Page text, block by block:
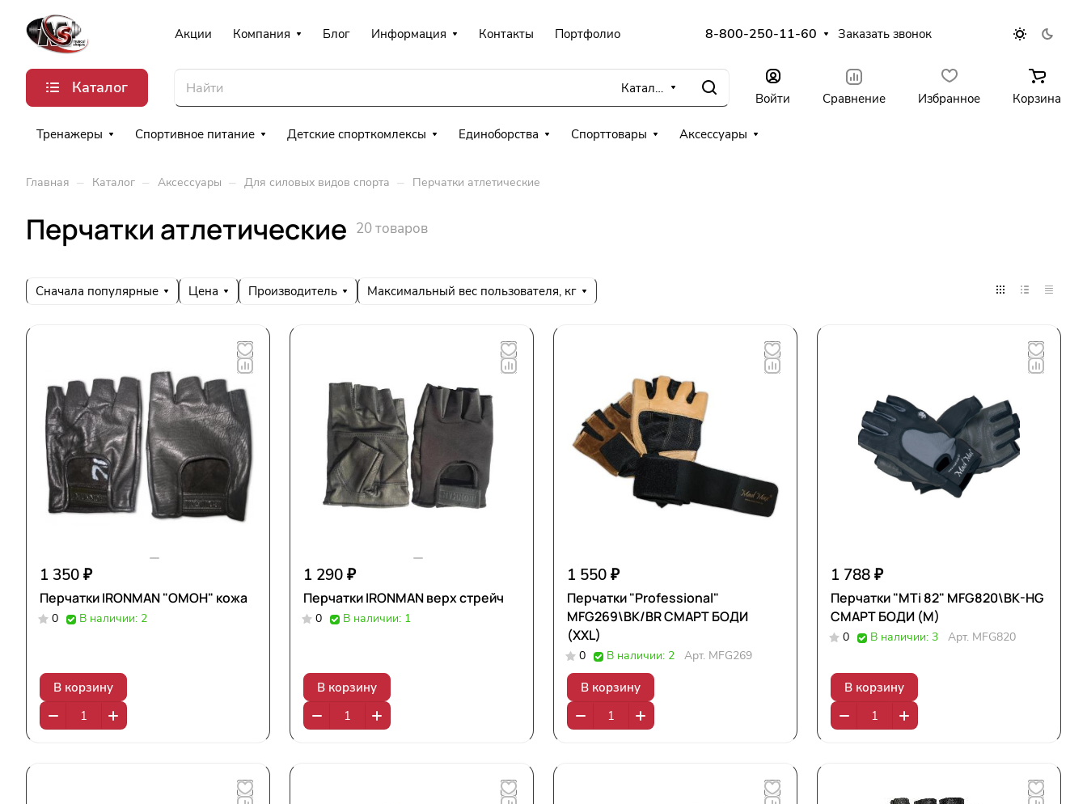
Акции Компания Блог Информация Контакты Портфолио 8-800-250-11-60 Заказать звонок
Каталог Каталог
Войти Сравнение Избранное Корзина
Тренажеры Спортивное питание Детские спорткомлексы Единоборства Спорттовары Аксессуары
Главная – Каталог – Аксессуары – Для силовых видов спорта – Перчатки атлетические
Перчатки атлетические 20 товаров
Сначала популярные Цена Производитель Максимальный вес пользователя, кг
1 350 ₽
Перчатки IRONMAN "ОМОН" кожа
0 В наличии: 2
В корзину
1 290 ₽
Перчатки IRONMAN верх стрейч
0 В наличии: 1
В корзину
1 550 ₽
Перчатки "Professional"
MFG269\BK/BR СМАРТ БОДИ
(XXL)
0 В наличии: 2 Арт. MFG269
В корзину
1 788 ₽
Перчатки "MTi 82" MFG820\BK-HG
СМАРТ БОДИ (M)
0 В наличии: 3 Арт. MFG820
В корзину